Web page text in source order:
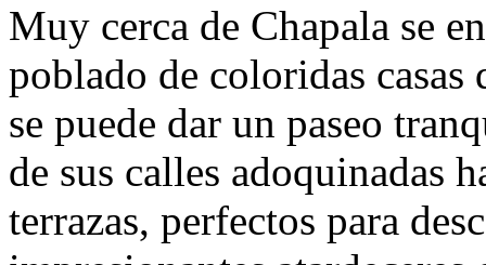
Muy cerca de Chapala se
poblado de coloridas
se puede dar un paseo
de sus calles adoquinadas
terrazas, perfectos para